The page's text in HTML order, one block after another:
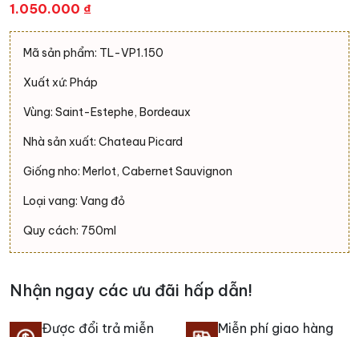
1.050.000 ₫
Mã sản phẩm: TL-VP1.150
Xuất xứ: Pháp
Vùng: Saint-Estephe, Bordeaux
Nhà sản xuất: Chateau Picard
Giống nho: Merlot, Cabernet Sauvignon
Loại vang: Vang đỏ
Quy cách: 750ml
Nhận ngay các ưu đãi hấp dẫn!
Được đổi trả miễn
Miễn phí giao hàng